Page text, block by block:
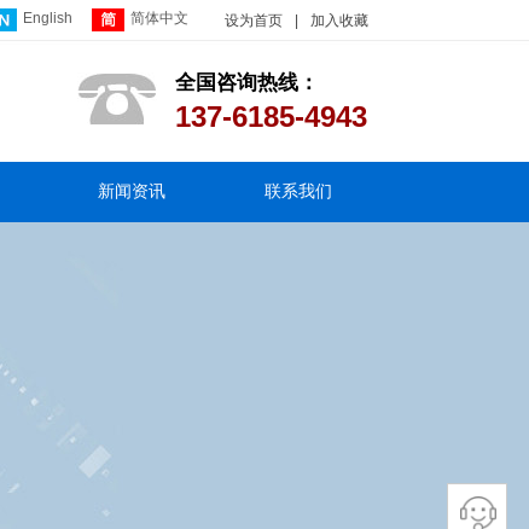
English 简体中文 设为首页 加入收藏
全国咨询热线：
137-6185-4943
新闻资讯 联系我们